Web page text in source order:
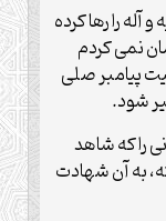
را رها کرده
نمی کردم
پیامبر صلی
شود.
را که شاهد
به آن شهادت